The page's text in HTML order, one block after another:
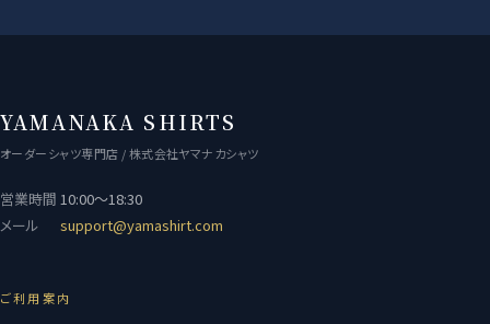
YAMANAKA SHIRTS
オーダーシャツ専門店 / 株式会社ヤマナカシャツ
営業時間 10:00〜18:30
メール
support@yamashirt.com
ご利用案内